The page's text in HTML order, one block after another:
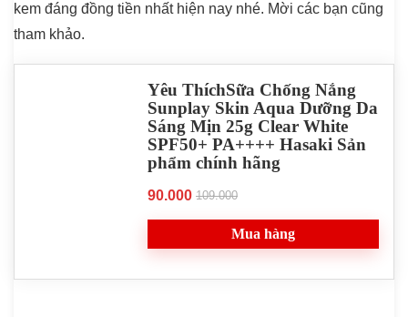
kem đáng đồng tiền nhất hiện nay nhé. Mời các bạn cũng
tham khảo.
Yêu ThíchSữa Chống Nắng
Sunplay Skin Aqua Dưỡng Da
Sáng Mịn 25g Clear White
SPF50+ PA++++ Hasaki Sản
phẩm chính hãng
90.000 109.000
Mua hàng